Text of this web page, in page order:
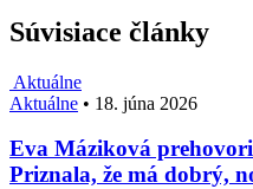
Súvisiace články
Aktuálne
Aktuálne • 18. júna 2026
Eva Máziková
Priznala, že má dobrý,